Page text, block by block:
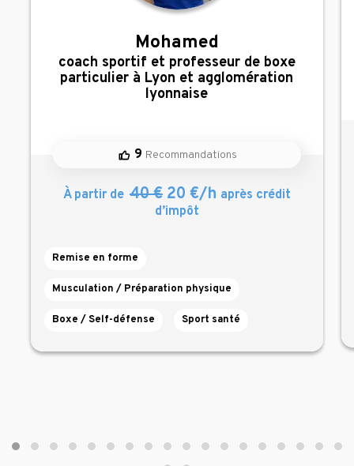
Mohamed
,
coach sportif et professeur de boxe
particulier à Lyon et agglomération
lyonnaise
9 Recommandations
À partir de 40 €20 €/h après crédit
d’impôt
Remise en forme
Musculation / Préparation physique
Boxe / Self-défense Sport santé